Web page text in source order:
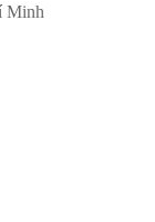
Minh